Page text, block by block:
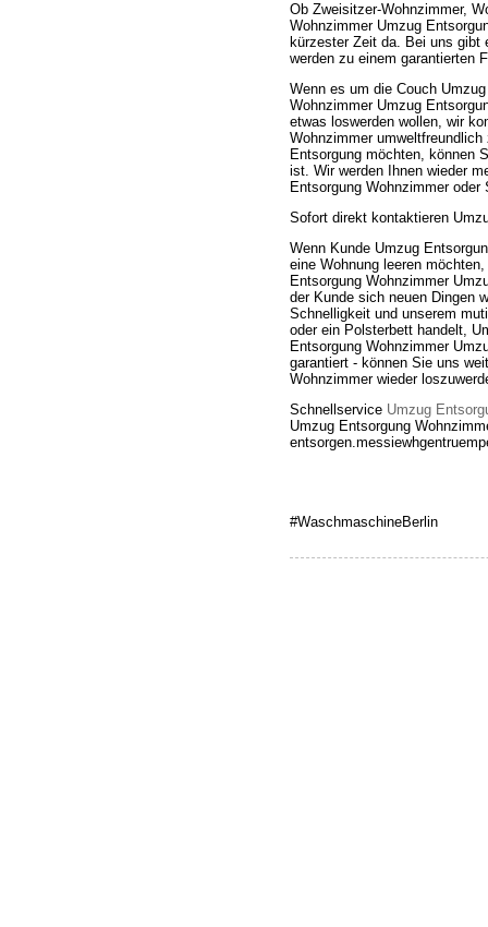
Ob Zweisitzer-Wohnzimmer,
Wohnzimmer Umzug
kürzester Zeit da. Bei uns
werden zu einem garantierten
Wenn es um die Couch
Wohnzimmer Umzug
etwas loswerden wollen, wir
Wohnzimmer
Entsorgung möchten, können
ist. Wir werden Ihnen wieder
Entsorgung Wohnzimmer
Sofort direkt kontaktieren
Wenn Kunde Umzug
eine Wohnung leeren
Entsorgung Wohnzimmer
der Kunde sich neuen Dingen
Schnelligkeit und unserem
oder ein Polsterbett handelt,
Entsorgung Wohnzimmer
garantiert - können Sie uns
Wohnzimmer wieder
Schnellservice Umzug
Umzug Entsorgung
#WaschmaschineBerlin